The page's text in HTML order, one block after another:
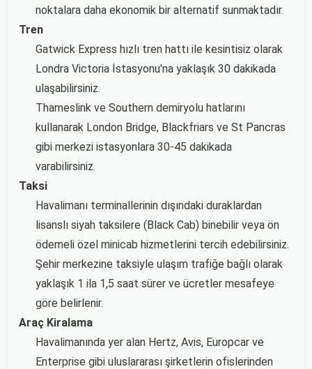
noktalara daha ekonomik bir alternatif sunmaktadır.
Tren
Gatwick Express hızlı tren hattı ile kesintisiz olarak
Londra Victoria İstasyonu'na yaklaşık 30 dakikada
ulaşabilirsiniz.
Thameslink ve Southern demiryolu hatlarını
kullanarak London Bridge, Blackfriars ve St Pancras
gibi merkezi istasyonlara 30-45 dakikada
varabilirsiniz.
Taksi
Havalimanı terminallerinin dışındaki duraklardan
lisanslı siyah taksilere (Black Cab) binebilir veya ön
ödemeli özel minicab hizmetlerini tercih edebilirsiniz.
Şehir merkezine taksiyle ulaşım trafiğe bağlı olarak
yaklaşık 1 ila 1,5 saat sürer ve ücretler mesafeye
göre belirlenir.
Araç Kiralama
Havalimanında yer alan Hertz, Avis, Europcar ve
Enterprise gibi uluslararası şirketlerin ofislerinden